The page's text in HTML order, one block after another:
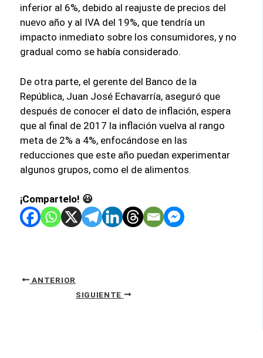
inferior al 6%, debido al reajuste de precios del
nuevo año y al IVA del 19%, que tendría un
impacto inmediato sobre los consumidores, y no
gradual como se había considerado.
De otra parte, el gerente del Banco de la
República, Juan José Echavarría, aseguró que
después de conocer el dato de inflación, espera
que al final de 2017 la inflación vuelva al rango
meta de 2% a 4%, enfocándose en las
reducciones que este año puedan experimentar
algunos grupos, como el de alimentos.
¡Compartelo! 😃
ANTERIOR
SIGUIENTE